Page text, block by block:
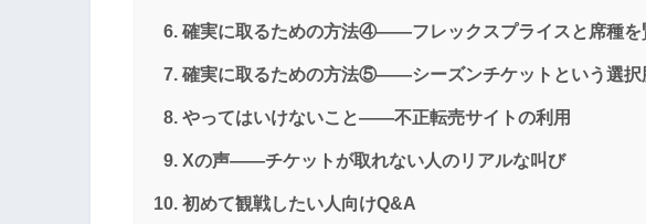
確実に取るための方法④——フレックスプライスと席種を
確実に取るための方法⑤——シーズンチケットという選択
やってはいけないこと——不正転売サイトの利用
Xの声——チケットが取れない人のリアルな叫び
初めて観戦したい人向けQ&A